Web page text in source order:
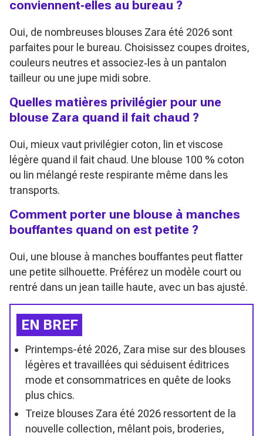
conviennent‑elles au bureau ?
Oui, de nombreuses blouses Zara été 2026 sont
parfaites pour le bureau. Choisissez coupes droites,
couleurs neutres et associez‑les à un pantalon
tailleur ou une jupe midi sobre.
Quelles matières privilégier pour une
blouse Zara quand il fait chaud ?
Oui, mieux vaut privilégier coton, lin et viscose
légère quand il fait chaud. Une blouse 100 % coton
ou lin mélangé reste respirante même dans les
transports.
Comment porter une blouse à manches
bouffantes quand on est petite ?
Oui, une blouse à manches bouffantes peut flatter
une petite silhouette. Préférez un modèle court ou
rentré dans un jean taille haute, avec un bas ajusté.
EN BREF
Printemps-été 2026, Zara mise sur des blouses
légères et travaillées qui séduisent éditrices
mode et consommatrices en quête de looks
plus chics.
Treize blouses Zara été 2026 ressortent de la
nouvelle collection, mêlant pois, broderies,